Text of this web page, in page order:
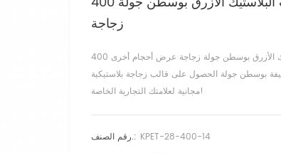
زجاجة
400 مل الكوبالت البلاستيك الأزرق بوسطن جولة زجاجة عرض أحجام أخرى
بوسطن جولة الحصول على قالب زجاجة بلاستيكية
مجانية لعلامتك التجارية الخاصة!
رقم الصنف.: KPET-28-400-14